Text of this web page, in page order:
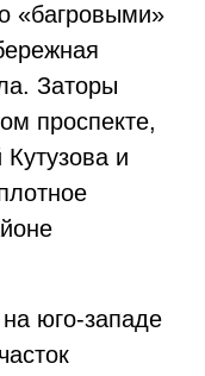
«багровыми»
Заторы
проспекте,
и
юго-западе